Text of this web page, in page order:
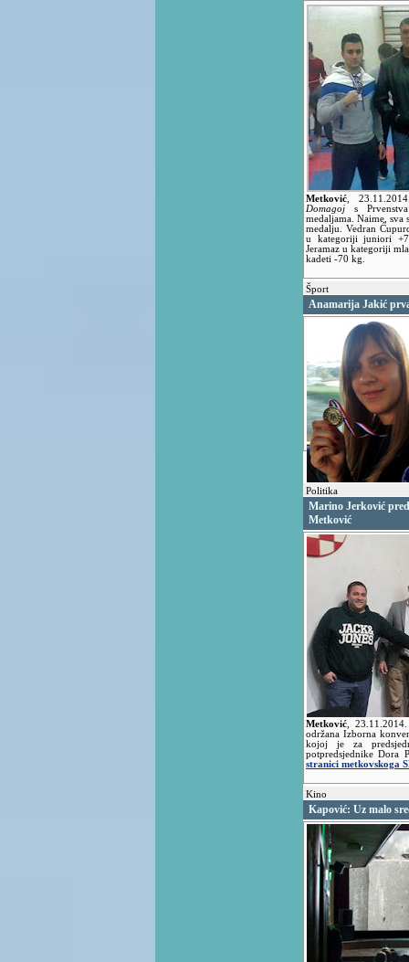
Metković ,
Domagoj s
medaljama. Naime,
medalju. Vedran
u kategoriji juniori
Jeramaz u kategoriji
kadeti -70 kg.
Šport
Anamarija Jakić
Politika
Marino Jerković
Metković
Metković
održana Izborna
kojoj je za
potpredsjednike Dora
stranici metkovskoga
Kino
Kapović: Uz malo